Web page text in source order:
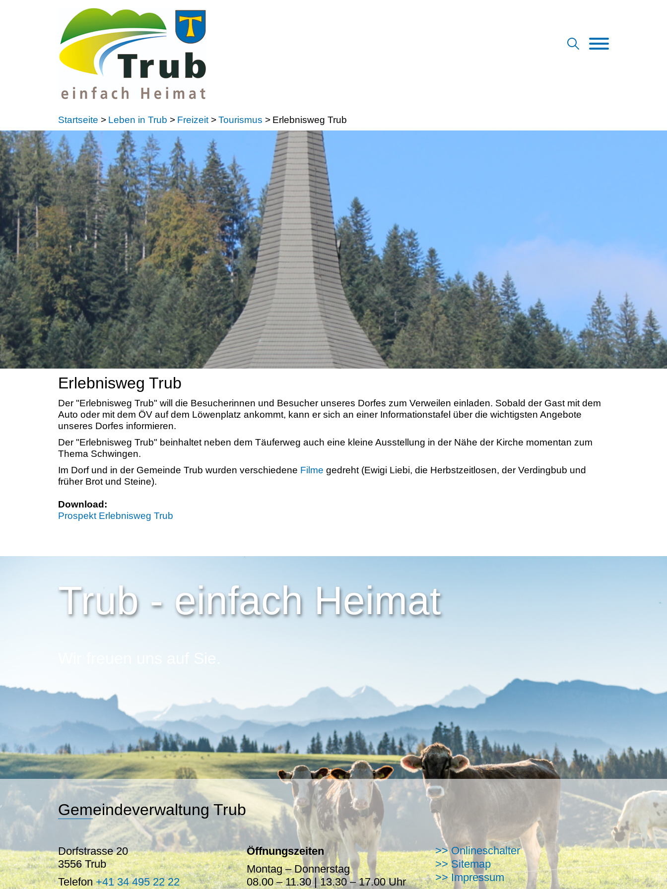
Startseite > Leben in Trub > Freizeit >Tourismus > Erlebnisweg Trub
Erlebnisweg Trub
Der "Erlebnisweg Trub" will die Besucherinnen und Besucher unseres Dorfes zum Verweilen einladen. Sobald der Gast mit dem
Auto oder mit dem ÖV auf dem Löwenplatz ankommt, kann er sich an einer Informationstafel über die wichtigsten Angebote
unseres Dorfes informieren.
Der "Erlebnisweg Trub" beinhaltet neben dem Täuferweg auch eine kleine Ausstellung in der Nähe der Kirche momentan zum
Thema Schwingen.
Im Dorf und in der Gemeinde Trub wurden verschiedene Filme gedreht (Ewigi Liebi, die Herbstzeitlosen, der Verdingbub und
früher Brot und Steine).
Download:
Prospekt Erlebnisweg Trub
Trub - einfach Heimat
Gemeindeverwaltung Trub
Dorfstrasse 20
3556 Trub
Telefon+41 34 495 22 22
Öffnungszeiten
Montag – Donnerstag
08.00 – 11.30 | 13.30 – 17.00 Uhr
>> Onlineschalter
>> Sitemap
>> Impressum